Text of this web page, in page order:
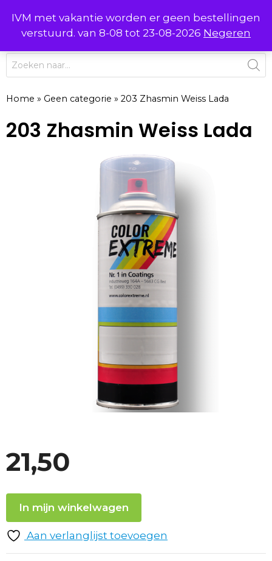
IVM met vakantie worden er geen bestellingen
verstuurd. van 8-08 tot 23-08-2026 Negeren
naar
inhoud
0 MENU
Producten
zoeken
Home » Geen categorie » 203 Zhasmin Weiss Lada
203 Zhasmin Weiss Lada
21,50
In mijn winkelwagen
Aan verlanglijst toevoegen